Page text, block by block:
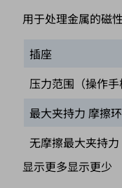
用于处理金属的磁
插座
压力范围（操作
最大夹持力 摩擦环
无摩擦最大夹持力
显示更多显示更少